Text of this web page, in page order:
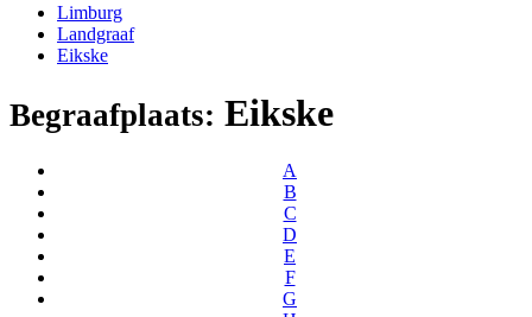
Limburg
Landgraaf
Eikske
Begraafplaats: Eikske
A
B
C
D
E
F
G